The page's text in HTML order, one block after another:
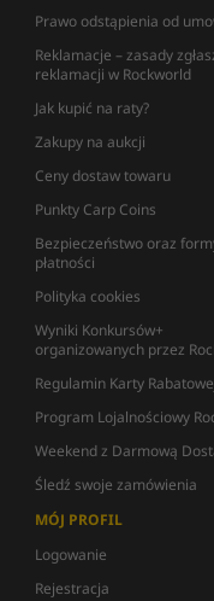
Prawo odstąpienia od
Reklamacje – zasady
reklamacji w Rockworld
Jak kupić na raty?
Zakupy na aukcji
Ceny dostaw towaru
Punkty Carp Coins
Bezpieczeństwo oraz
płatności
Polityka cookies
Wyniki Konkursów+
organizowanych przez
Regulamin Karty
Program Lojalnościowy
Weekend z Darmową
Śledź swoje zamówienia
MÓJ PROFIL
Logowanie
Rejestracja